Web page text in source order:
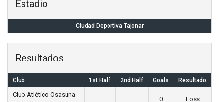
Estadio
Ciudad Deportiva Tajonar
Resultados
Club 1st Half 2nd Half Goals Resultado
Club Atlético Osasuna
— — 0 Loss